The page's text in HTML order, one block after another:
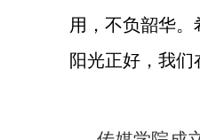
用，不负韶华
阳光正好，我